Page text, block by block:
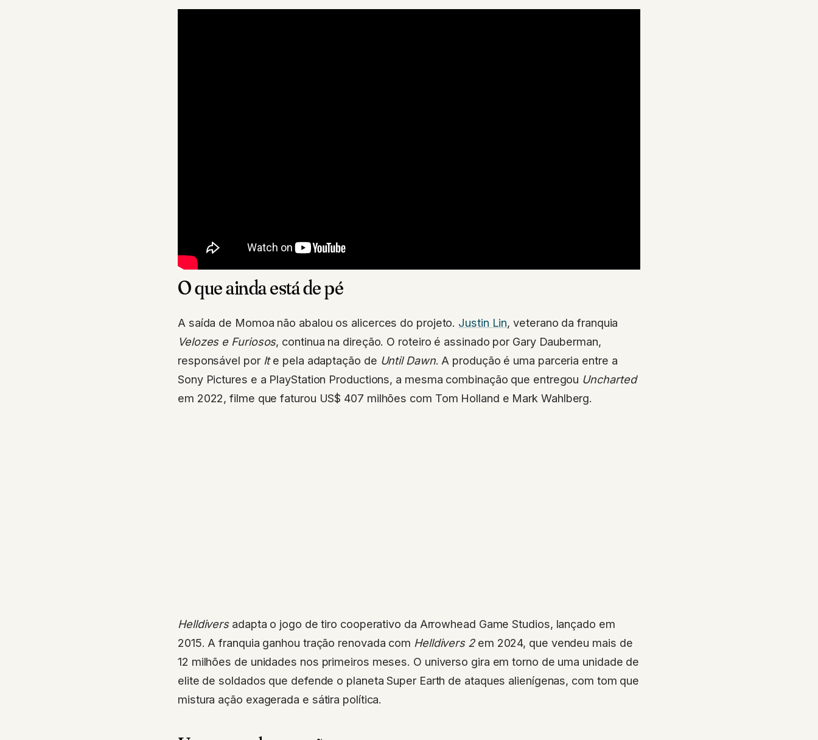
O que ainda está de pé
A saída de Momoa não abalou os alicerces do projeto. Justin Lin, veterano da franquia
Velozes e Furiosos, continua na direção. O roteiro é assinado por Gary Dauberman,
responsável por Ite pela adaptação de Until Dawn. A produção é uma parceria entre a
Sony Pictures e a PlayStation Productions, a mesma combinação que entregou Uncharted
em 2022, filme que faturou US$ 407 milhões com Tom Holland e Mark Wahlberg.
Helldiversadapta o jogo de tiro cooperativo da Arrowhead Game Studios, lançado em
2015. A franquia ganhou tração renovada com Helldivers 2em 2024, que vendeu mais de
12 milhões de unidades nos primeiros meses. O universo gira em torno de uma unidade de
elite de soldados que defende o planeta Super Earth de ataques alienígenas, com tom que
mistura ação exagerada e sátira política.